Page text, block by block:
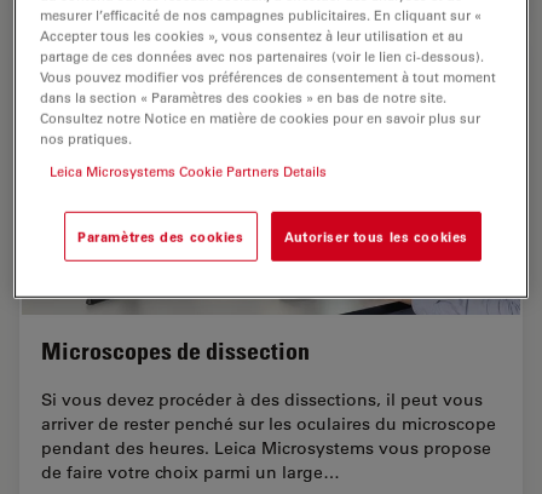
Microscopes de dissection
Si vous devez procéder à des dissections, il peut vous
arriver de rester penché sur les oculaires du microscope
pendant des heures. Leica Microsystems vous propose
de faire votre choix parmi un large…
mesurer l’efficacité de nos campagnes publicitaires. En cliquant sur «
Accepter tous les cookies », vous consentez à leur utilisation et au
partage de ces données avec nos partenaires (voir le lien ci-dessous).
Vous pouvez modifier vos préférences de consentement à tout moment
dans la section « Paramètres des cookies » en bas de notre site.
Consultez notre Notice en matière de cookies pour en savoir plus sur
nos pratiques.
Leica Microsystems Cookie Partners Details
Paramètres des cookies Autoriser tous les cookies